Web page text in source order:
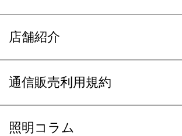
店舗紹介
通信販売利用規約
照明コラム